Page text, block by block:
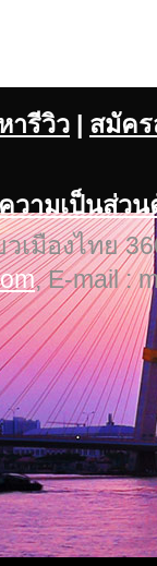
ารีวิว | สมัค
วามเป็นส่วน
เมืองไทย
, E-mail :